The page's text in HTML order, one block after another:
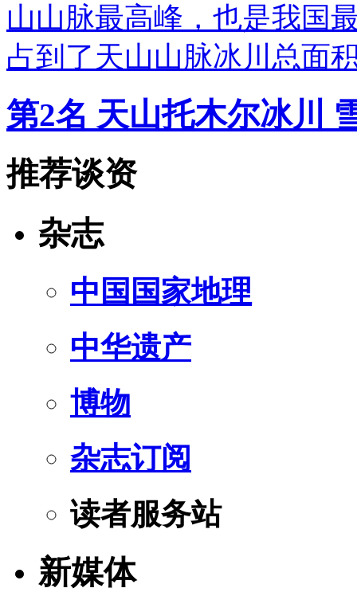
山山脉最高峰，也是我国
占到了天山山脉冰川总面
第2名 天山托木尔冰川
推荐谈资
杂志
中国国家地理
中华遗产
博物
杂志订阅
读者服务站
新媒体